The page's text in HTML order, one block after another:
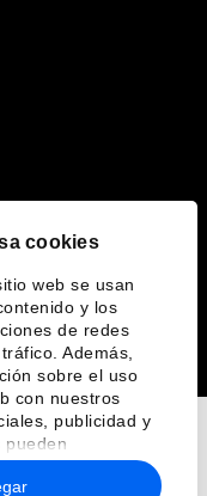
cookies
web se usan
y los
de redes
Además,
sobre el uso
con nuestros
publicidad y
pueden
que les
hayan